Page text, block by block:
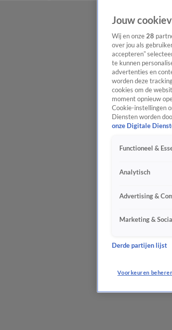
Jouw
Wij en onze 28
over jou als
accepteren”
te kunnen
advertenties en
worden deze
cookies om de
moment opnieuw
Cookie-instellingen
Diensten worden
onze Digitale
Functioneel &
Analytisch
Advertising &
Marketing &
Derde partijen lijst
Voorkeuren